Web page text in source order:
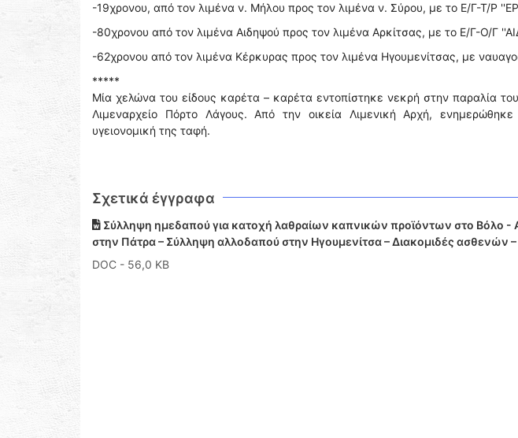
-19χρονου, από τον λιμένα ν. Μήλου προς τον λιμένα ν. Σύρου, με το Ε/Γ-Τ/Ρ
-80χρονου από τον λιμένα Αιδηψού προς τον λιμένα Αρκίτσας, με το Ε/Γ-Ο/Γ
-62χρονου από τον λιμένα Κέρκυρας προς τον λιμένα Ηγουμενίτσας, με
*****
Μία χελώνα του είδους καρέτα – καρέτα εντοπίστηκε νεκρή στην παραλία
Λιμεναρχείο Πόρτο Λάγους. Από την οικεία Λιμενική Αρχή,
υγειονομική της ταφή.
Σχετικά έγγραφα
Σύλληψη ημεδαπού για κατοχή λαθραίων καπνικών προϊόντων στο Βόλο
στην Πάτρα – Σύλληψη αλλοδαπού στην Ηγουμενίτσα – Διακομιδές ασθενών
DOC - 56,0 KB